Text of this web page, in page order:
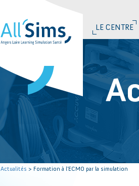
LE CENTRE
Actualités > Formation à l’ECMO par la simulation